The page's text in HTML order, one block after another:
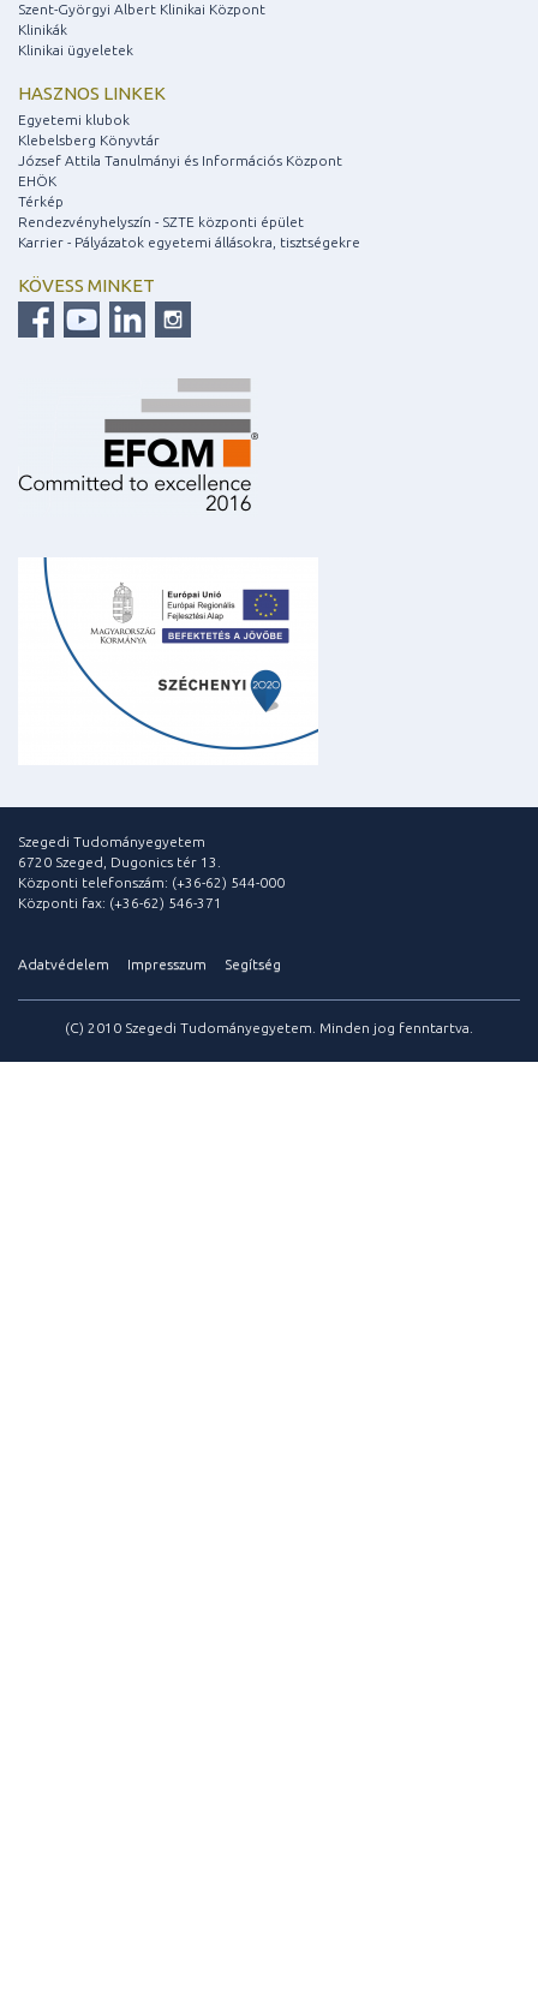
Szent-Györgyi Albert Klinikai Központ
Klinikák
Klinikai ügyeletek
HASZNOS LINKEK
Egyetemi klubok
Klebelsberg Könyvtár
József Attila Tanulmányi és Információs Központ
EHÖK
Térkép
Rendezvényhelyszín - SZTE központi épület
Karrier - Pályázatok egyetemi állásokra, tisztségekre
KÖVESS MINKET
Szegedi Tudományegyetem
6720 Szeged, Dugonics tér 13.
Központi telefonszám: (+36-62) 544-000
Központi fax: (+36-62) 546-371
Adatvédelem Impresszum Segítség
(C) 2010 Szegedi Tudományegyetem. Minden jog fenntartva.